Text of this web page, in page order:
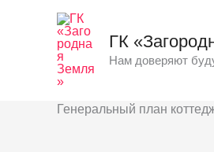
содержимому
ГК
Нам доверяют
Генеральный план